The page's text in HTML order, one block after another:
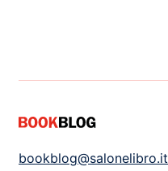
bookblog@salonelibro.it